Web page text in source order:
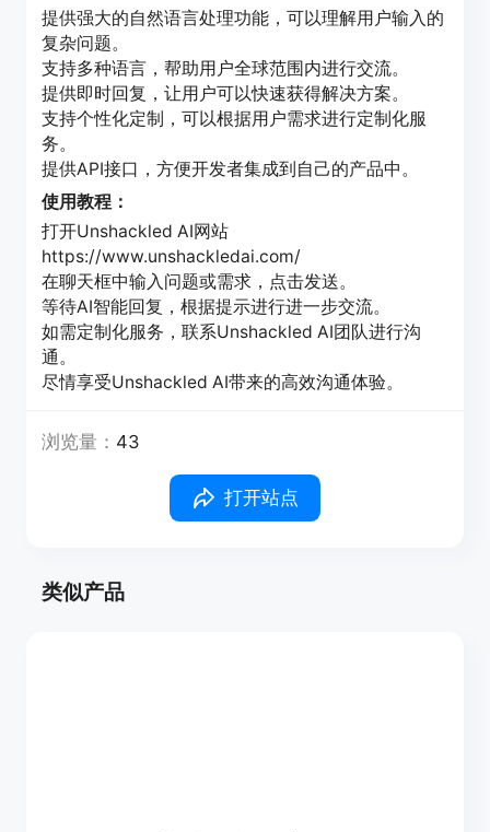
提供强大的自然语言处理功能，可以理解用户输入的
复杂问题。
支持多种语言，帮助用户全球范围内进行交流。
提供即时回复，让用户可以快速获得解决方案。
支持个性化定制，可以根据用户需求进行定制化服
务。
提供API接口，方便开发者集成到自己的产品中。
使用教程：
打开Unshackled AI网站
https://www.unshackledai.com/
在聊天框中输入问题或需求，点击发送。
等待AI智能回复，根据提示进行进一步交流。
如需定制化服务，联系Unshackled AI团队进行沟
通。
尽情享受Unshackled AI带来的高效沟通体验。
浏览量： 43
打开站点
类似产品